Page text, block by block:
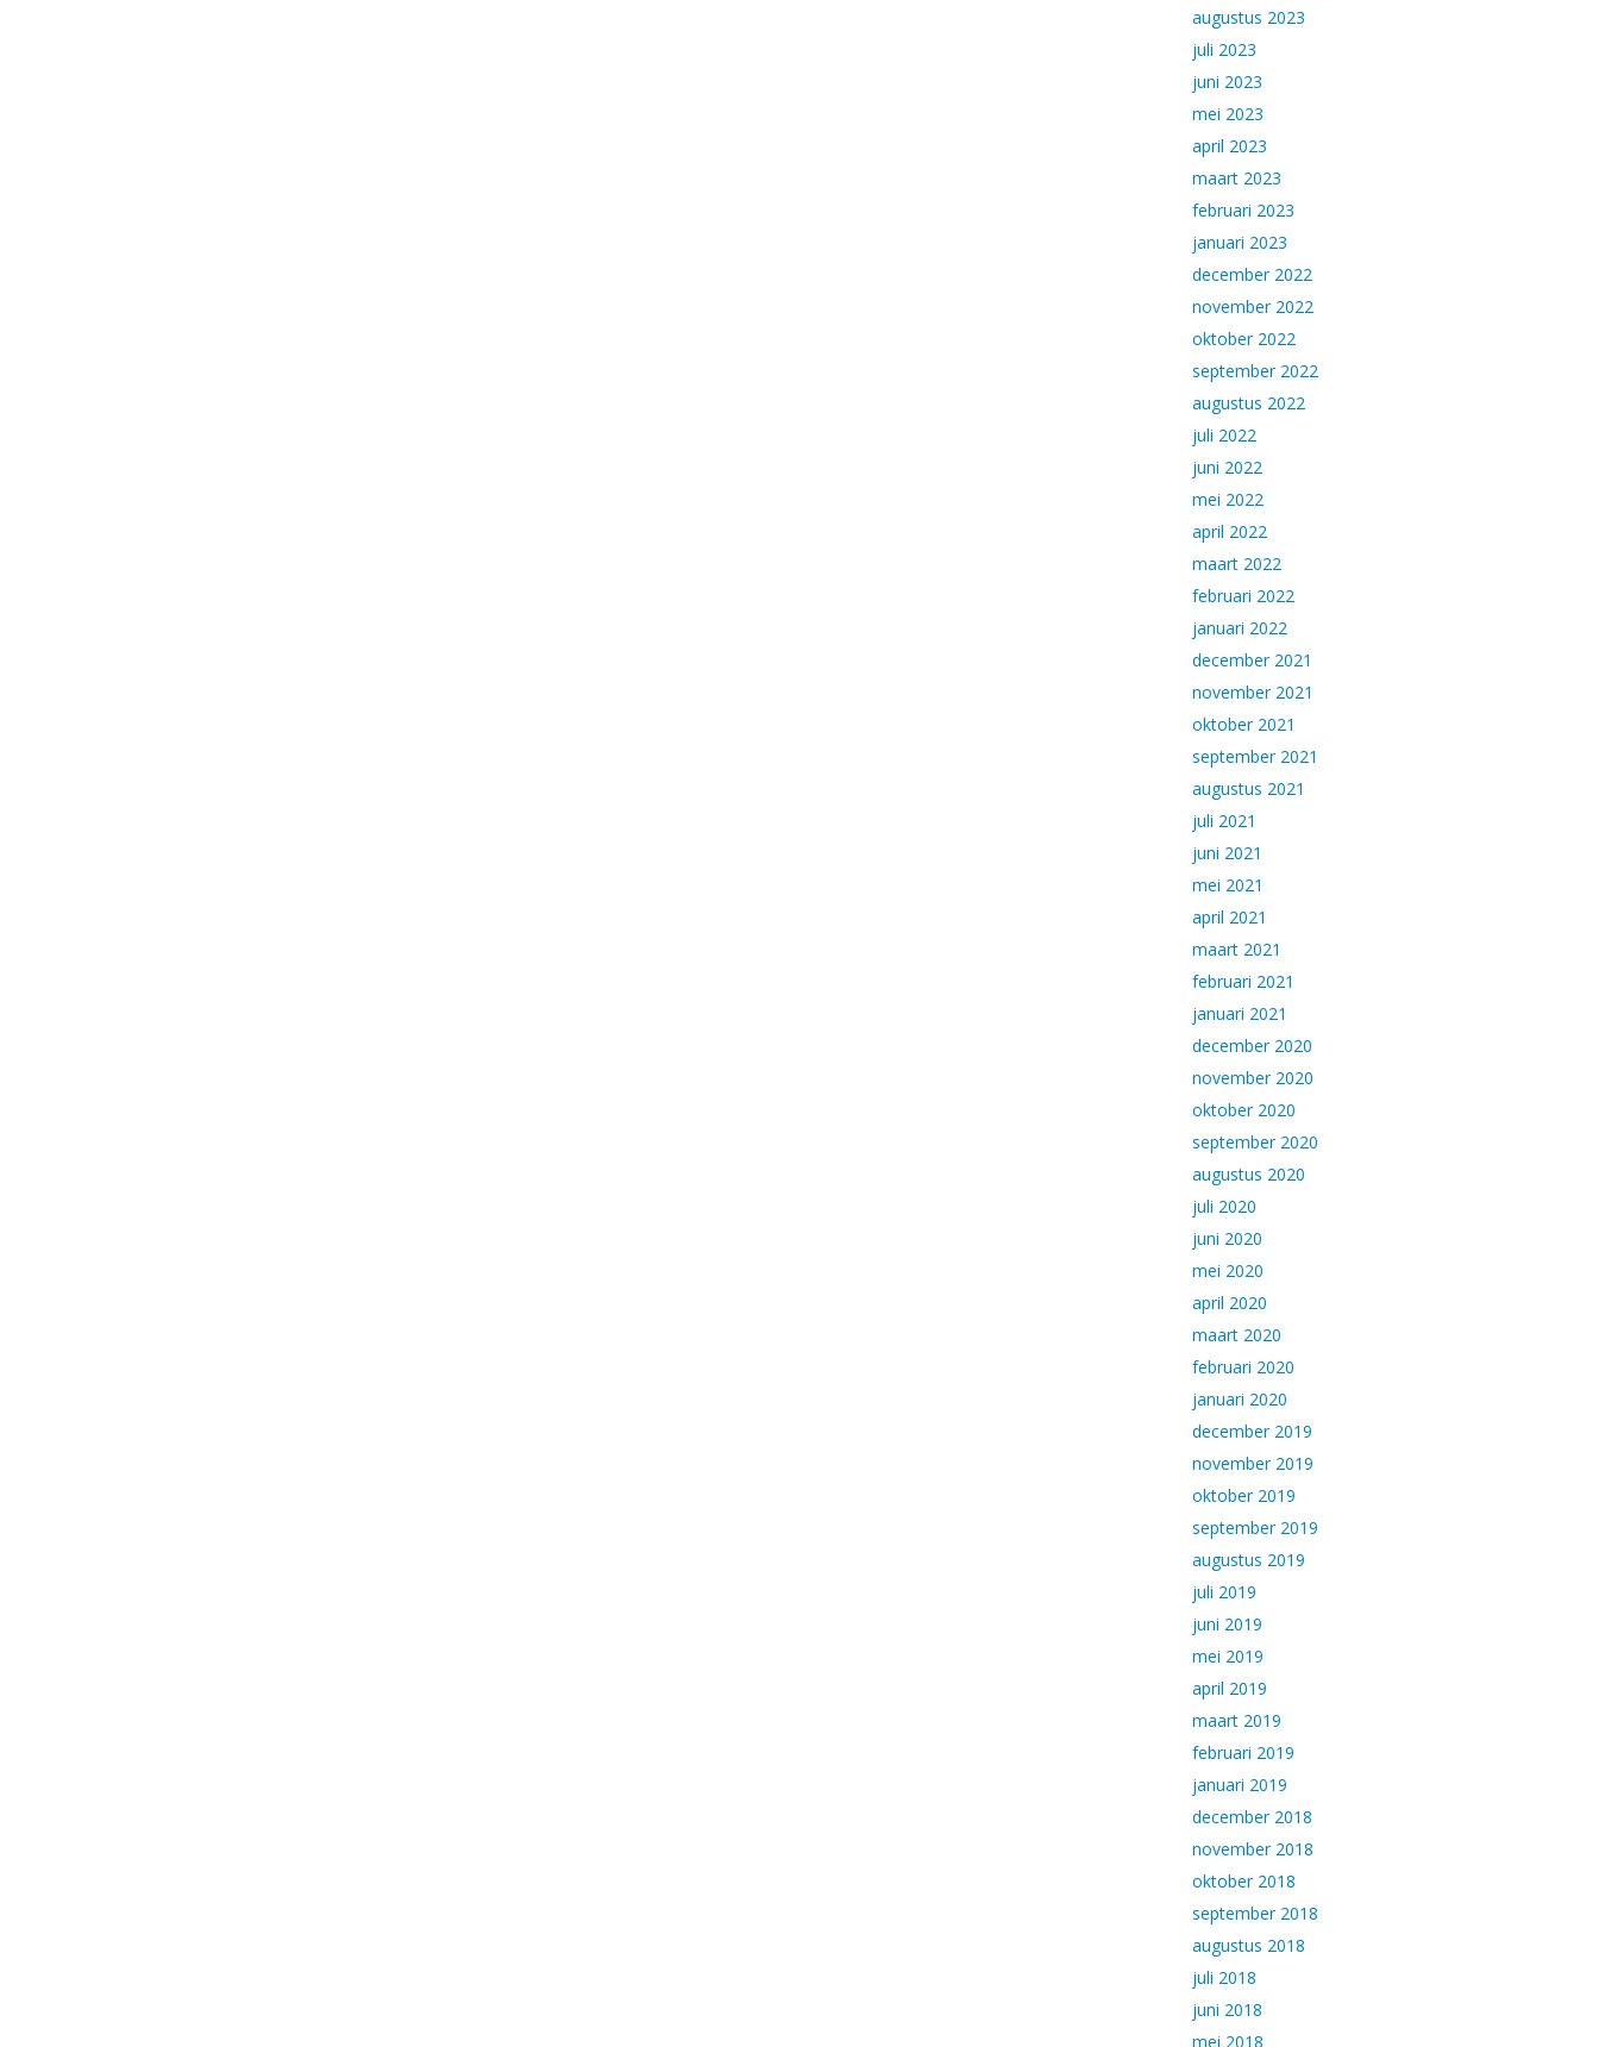
augustus 2023
juli 2023
juni 2023
mei 2023
april 2023
maart 2023
februari 2023
januari 2023
december 2022
november 2022
oktober 2022
september 2022
augustus 2022
juli 2022
juni 2022
mei 2022
april 2022
maart 2022
februari 2022
januari 2022
december 2021
november 2021
oktober 2021
september 2021
augustus 2021
juli 2021
juni 2021
mei 2021
april 2021
maart 2021
februari 2021
januari 2021
december 2020
november 2020
oktober 2020
september 2020
augustus 2020
juli 2020
juni 2020
mei 2020
april 2020
maart 2020
februari 2020
januari 2020
december 2019
november 2019
oktober 2019
september 2019
augustus 2019
juli 2019
juni 2019
mei 2019
april 2019
maart 2019
februari 2019
januari 2019
december 2018
november 2018
oktober 2018
september 2018
augustus 2018
juli 2018
juni 2018
mei 2018